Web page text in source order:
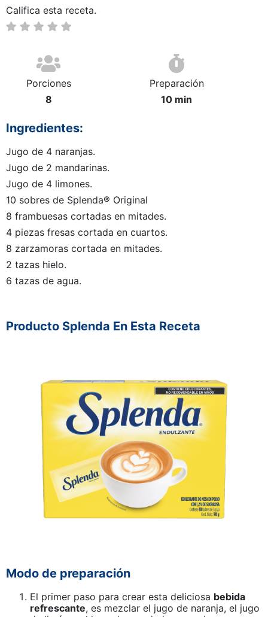
Califica esta receta.
Porciones
8
Preparación
10 min
Ingredientes:
Jugo de 4 naranjas.
Jugo de 2 mandarinas.
Jugo de 4 limones.
10 sobres de Splenda® Original
8 frambuesas cortadas en mitades.
4 piezas fresas cortada en cuartos.
8 zarzamoras cortada en mitades.
2 tazas hielo.
6 tazas de agua.
Producto Splenda En Esta Receta
Modo de preparación
El primer paso para crear esta deliciosa bebida
refrescante, es mezclar el jugo de naranja, el jugo